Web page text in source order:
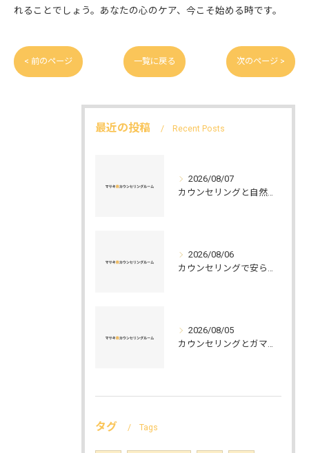
れることでしょう。あなたの心のケア、今こそ始める時です。
< 前のページ 一覧に戻る 次のページ >
最近の投稿 Recent Posts
2026/08/07
カウンセリングと自然環境がつなぐ実践例と環境カウンセラーの役割を解説
2026/08/06
カウンセリングで安らぐ空間を叶える安心と信頼のつくり方徹底解説
2026/08/05
カウンセリングとガマット選びの正解ガイド安心して相談できるポイントと実例解説
タグ Tags